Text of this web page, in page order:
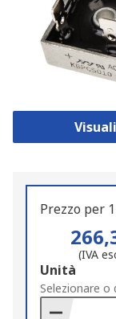
Prezzo per
(IVA
Add
to
Basket
Unità
Selezionare o